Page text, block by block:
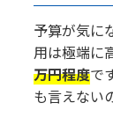
予算が気に
用は極端に
万円程度で
も言えない